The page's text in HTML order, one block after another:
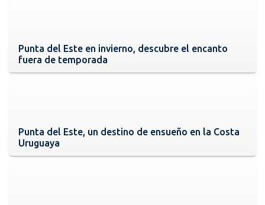
Punta del Este en invierno, descubre el encanto
fuera de temporada
Punta del Este, un destino de ensueño en la Costa
Uruguaya